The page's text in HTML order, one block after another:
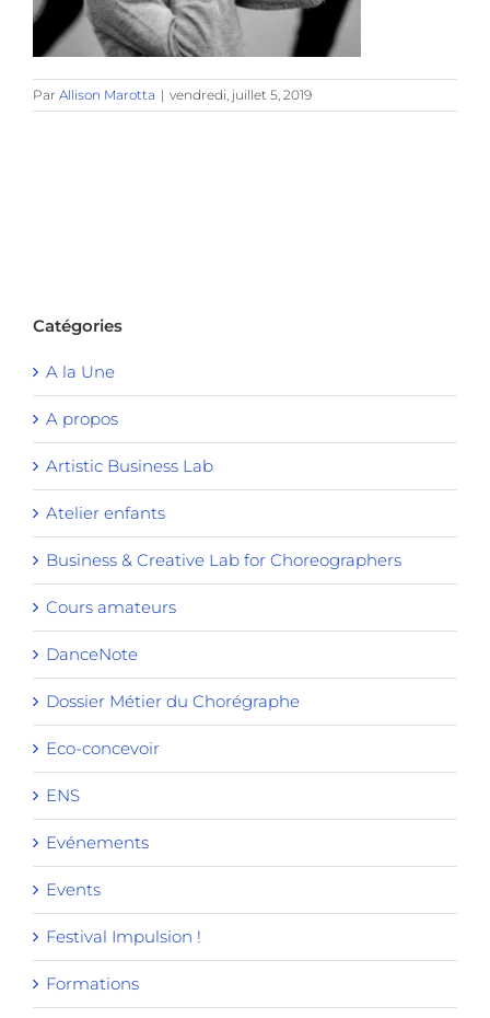
Par Allison Marotta | vendredi, juillet 5, 2019
Catégories
A la Une
A propos
Artistic Business Lab
Atelier enfants
Business & Creative Lab for Choreographers
Cours amateurs
DanceNote
Dossier Métier du Chorégraphe
Eco-concevoir
ENS
Evénements
Events
Festival Impulsion !
Formations